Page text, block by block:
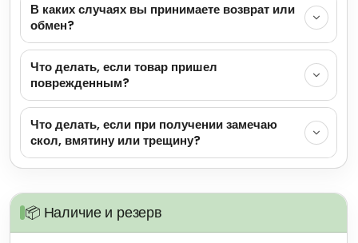
В каких случаях вы принимаете возврат или
обмен?
Что делать, если товар пришел
поврежденным?
Что делать, если при получении замечаю
скол, вмятину или трещину?
📦 Наличие и резерв